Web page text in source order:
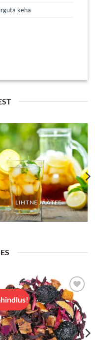
keha
LIHTNE JÄÄTEE
Lisa
lemmikuks